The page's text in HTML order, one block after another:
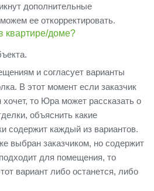
дополнительные
ее откорректировать.
квартире/доме?
и согласует варианты
В этот момент если заказчик
хочет, то Юра может рассказать о
объяснить какие
содержит каждый из вариантов.
выбран заказчиком, но содержит
для помещения, то
вариант либо останется, либо